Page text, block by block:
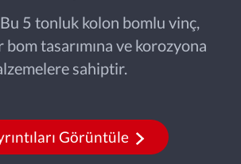
5 tonluk kolon bomlu vinç,
tasarımına ve korozyona
sahiptir.
Görüntüle